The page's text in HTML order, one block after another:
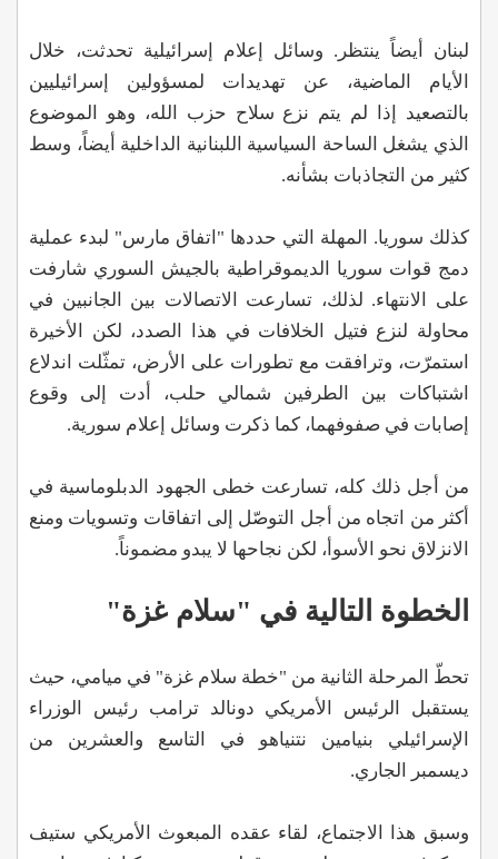
لبنان أيضاً ينتظر. وسائل إعلام إسرائيلية تحدثت، خلال
الأيام الماضية، عن تهديدات لمسؤولين إسرائيليين
بالتصعيد إذا لم يتم نزع سلاح حزب الله، وهو الموضوع
الذي يشغل الساحة السياسية اللبنانية الداخلية أيضاً، وسط
كثير من التجاذبات بشأنه.
كذلك سوريا. المهلة التي حددها "اتفاق مارس" لبدء عملية
دمج قوات سوريا الديموقراطية بالجيش السوري شارفت
على الانتهاء. لذلك، تسارعت الاتصالات بين الجانبين في
محاولة لنزع فتيل الخلافات في هذا الصدد، لكن الأخيرة
استمرّت، وترافقت مع تطورات على الأرض، تمثّلت اندلاع
اشتباكات بين الطرفين شمالي حلب، أدت إلى وقوع
إصابات في صفوفهما، كما ذكرت وسائل إعلام سورية.
من أجل ذلك كله، تسارعت خطى الجهود الدبلوماسية في
أكثر من اتجاه من أجل التوصّل إلى اتفاقات وتسويات ومنع
الانزلاق نحو الأسوأ، لكن نجاحها لا يبدو مضموناً.
الخطوة التالية في "سلام غزة"
تحطّ المرحلة الثانية من "خطة سلام غزة" في ميامي، حيث
يستقبل الرئيس الأمريكي دونالد ترامب رئيس الوزراء
الإسرائيلي بنيامين نتنياهو في التاسع والعشرين من
ديسمبر الجاري.
وسبق هذا الاجتماع، لقاء عقده المبعوث الأمريكي ستيف